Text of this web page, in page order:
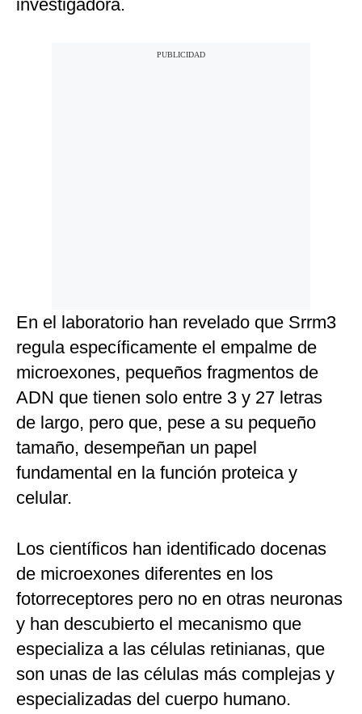
investigadora.
En el laboratorio han revelado que Srrm3
regula específicamente el empalme de
microexones, pequeños fragmentos de
ADN que tienen solo entre 3 y 27 letras
de largo, pero que, pese a su pequeño
tamaño, desempeñan un papel
fundamental en la función proteica y
celular.
Los científicos han identificado docenas
de microexones diferentes en los
fotorreceptores pero no en otras neuronas
y han descubierto el mecanismo que
especializa a las células retinianas, que
son unas de las células más complejas y
especializadas del cuerpo humano.